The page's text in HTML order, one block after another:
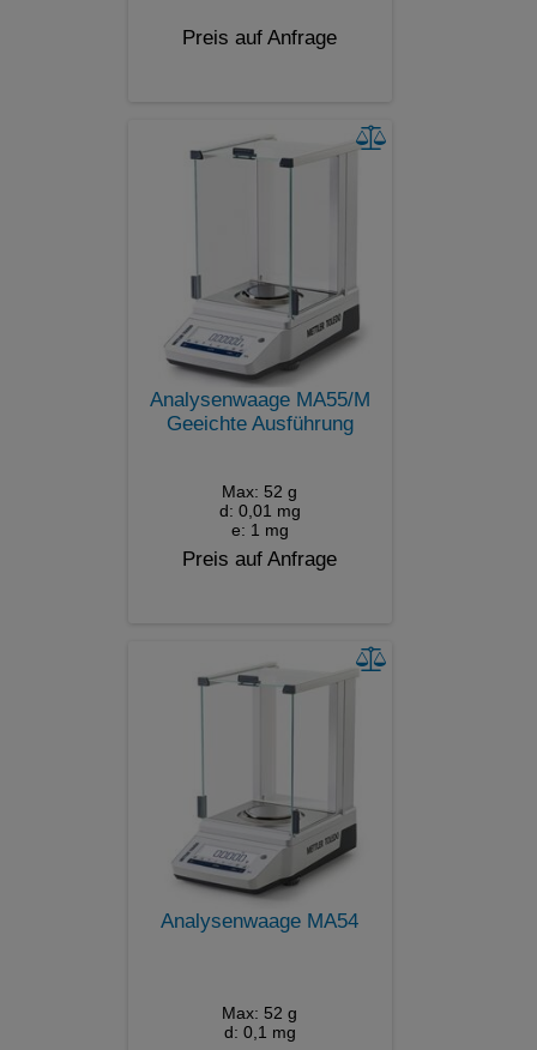
Preis auf Anfrage
Analysenwaage MA55/M
Geeichte Ausführung
Max: 52 g
d: 0,01 mg
e: 1 mg
Preis auf Anfrage
Analysenwaage MA54
Max: 52 g
d: 0,1 mg